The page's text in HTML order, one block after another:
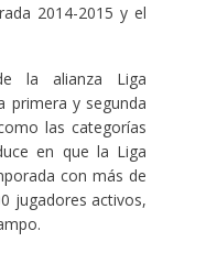
2014-2015 y el
la alianza Liga
primera y segunda
las categorías
en que la Liga
con más de
jugadores activos,